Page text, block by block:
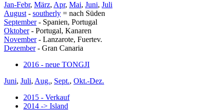
Jan-Febr, März, Apr, Mai, Juni, Juli
August - southerly = nach Süden
September- Spanien, Portugal
Oktober- Portugal, Kanaren
November- Lanzarote, Fuertev.
Dezember- Gran Canaria
2016 - neue TONGJI
Juni, Juli, Aug., Sept., Okt.-Dez.
2015 - Verkauf
2014 -> Island